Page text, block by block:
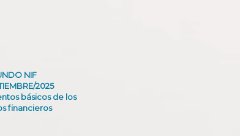
NIF
2025
básicos de los
financieros